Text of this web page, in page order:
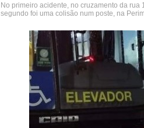
No primeiro acidente, no cruzamento da
segundo foi uma colisão num poste, na